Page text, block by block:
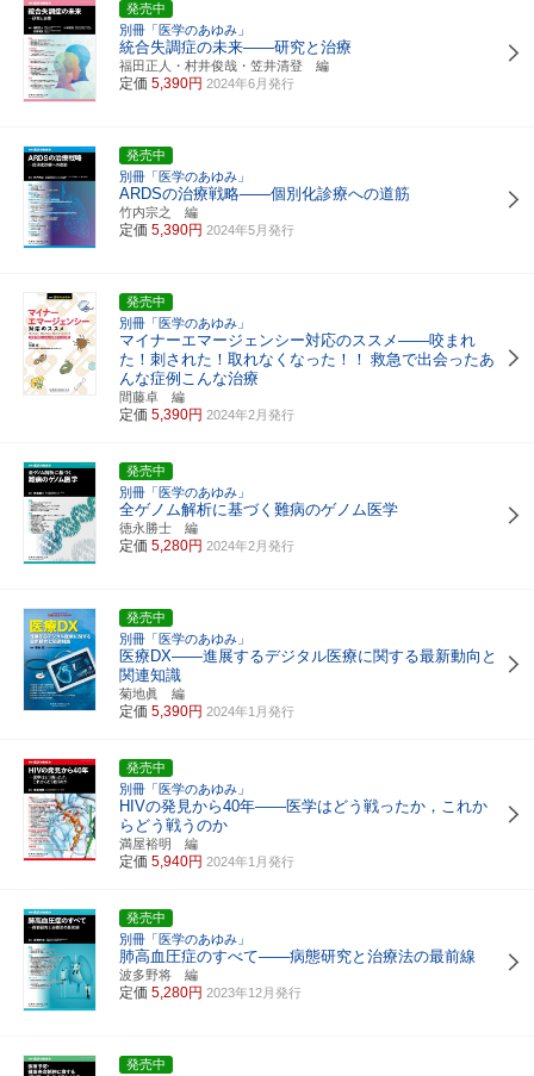
発売中
別冊「医学のあゆみ」
統合失調症の未来――研究と治療
福田正人・村井俊哉・笠井清登 編
定価 5,390円 2024年6月発行
発売中
別冊「医学のあゆみ」
ARDSの治療戦略――個別化診療への道筋
竹内宗之 編
定価 5,390円 2024年5月発行
発売中
別冊「医学のあゆみ」
マイナーエマージェンシー対応のススメ――咬まれ
た！刺された！取れなくなった！！ 救急で出会ったあ
んな症例こんな治療
間藤卓 編
定価 5,390円 2024年2月発行
発売中
別冊「医学のあゆみ」
全ゲノム解析に基づく難病のゲノム医学
徳永勝士 編
定価 5,280円 2024年2月発行
発売中
別冊「医学のあゆみ」
医療DX――進展するデジタル医療に関する最新動向と
関連知識
菊地眞 編
定価 5,390円 2024年1月発行
発売中
別冊「医学のあゆみ」
HIVの発見から40年――医学はどう戦ったか，これか
らどう戦うのか
満屋裕明 編
定価 5,940円 2024年1月発行
発売中
別冊「医学のあゆみ」
肺高血圧症のすべて――病態研究と治療法の最前線
波多野将 編
定価 5,280円 2023年12月発行
発売中